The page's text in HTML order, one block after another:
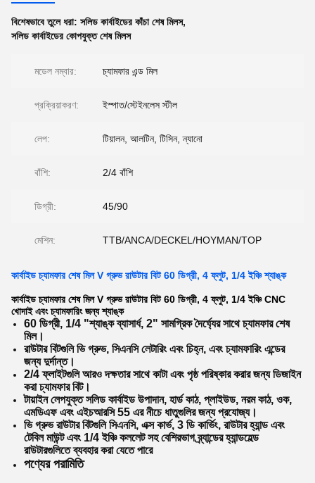
বিশেষভাবে তুলে ধরা: সলিড কার্বাইডের কাঁচা শেষ মিলস,
সলিড কার্বাইডের কোপযুক্ত শেষ মিলস
মডেল নম্বার: চ্যামফার এন্ড মিল
প্রক্রিয়াকরণ: ইস্পাত/স্টেইনলেস স্টীল
লেপ: টিয়ালন, আলটিন, টিসিন, ন্যানো
বাঁশি: 2/4 বাঁশি
ডিগ্রী: 45/90
মেশিন: TTB/ANCA/DECKEL/HOYMAN/TOP
কার্বাইড চ্যামফার শেষ মিল V গ্রুভ রাউটার বিট 60 ডিগ্রী, 4 ফ্লুট, 1/4 ইঞ্চি শ্যাঙ্ক
কার্বাইড চ্যামফার শেষ মিল V গ্রুভ রাউটার বিট 60 ডিগ্রী, 4 ফ্লুট, 1/4 ইঞ্চি CNC
খোদাই এবং চ্যামফারিং জন্য শ্যাঙ্ক
60 ডিগ্রী, 1/4 "শ্যাঙ্ক ব্যাসার্ধ, 2" সামগ্রিক দৈর্ঘ্যের সাথে চ্যামফার শেষ
মিল।
রাউটার বিটগুলি ভি গ্রুভ, সিএনসি লেটারিং এবং চিহ্ন, এবং চ্যামফারিং এন্ডের
জন্য দুর্দান্ত।
2/4 ফ্লাইটগুলি আরও দক্ষতার সাথে কাটা এবং পৃষ্ঠ পরিষ্কার করার জন্য ডিজাইন
করা চ্যামফার বিট।
টায়াইন লেপযুক্ত সলিড কার্বাইড উপাদান, হার্ড কাঠ, প্লাইউড, নরম কাঠ, ওক,
এমডিএফ এবং এইচআরসি 55 এর নীচে ধাতুগুলির জন্য প্রযোজ্য।
ভি গ্রুভ রাউটার বিটগুলি সিএনসি, এক্স কার্ভ, 3 ডি কার্ভিং, রাউটার হ্যান্ড এবং
টেবিল মাউন্ট এবং 1/4 ইঞ্চি কললেট সহ বেশিরভাগ ব্র্যান্ডের হ্যান্ডহেল্ড
রাউটারগুলিতে ব্যবহার করা যেতে পারে
পণ্যের পরামিতি